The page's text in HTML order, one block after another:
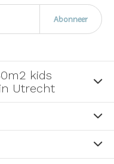
Abonneer
kids
Utrecht